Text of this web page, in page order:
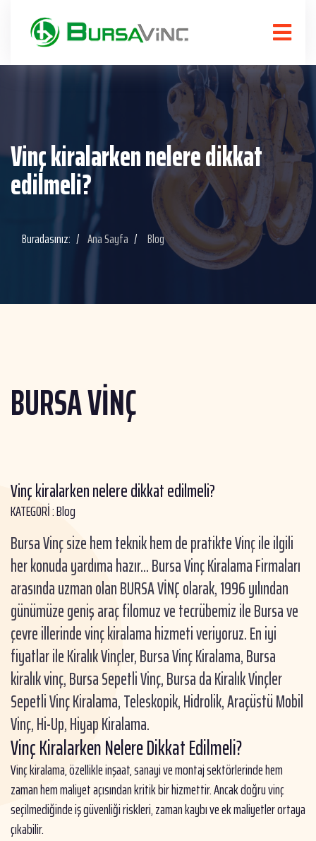
Vinç kiralarken nelere dikkat
edilmeli?
Buradasınız: Ana Sayfa Blog
BURSA VİNÇ
Vinç kiralarken nelere dikkat edilmeli?
KATEGORİ :Blog
Bursa Vinç size hem teknik hem de pratikte Vinç ile ilgili
her konuda yardıma hazır... Bursa Vinç Kiralama Firmaları
arasında uzman olan BURSA VİNÇ olarak, 1996 yılından
günümüze geniş araç filomuz ve tecrübemiz ile Bursa ve
çevre illerinde vinç kiralama hizmeti veriyoruz. En iyi
fiyatlar ile Kiralık Vinçler, Bursa Vinç Kiralama, Bursa
kiralık vinç, Bursa Sepetli Vinç, Bursa da Kiralık Vinçler
Sepetli Vinç Kiralama, Teleskopik, Hidrolik, Araçüstü Mobil
Vinç, Hi-Up, Hiyap Kiralama.
Vinç Kiralarken Nelere Dikkat Edilmeli?
Vinç kiralama, özellikle inşaat, sanayi ve montaj sektörlerinde hem
zaman hem maliyet açısından kritik bir hizmettir. Ancak doğru vinç
seçilmediğinde iş güvenliği riskleri, zaman kaybı ve ek maliyetler ortaya
çıkabilir.